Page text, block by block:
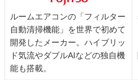
ルームエアコンの「フィルター
自動清掃機能」を世界で初めて
開発したメーカー。ハイブリッ
ド気流やダブルAIなどの独自機
能も搭載。